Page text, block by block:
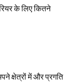
के लिए कितने
क्षेत्रों में और प्रगति